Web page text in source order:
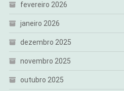
fevereiro 2026
janeiro 2026
dezembro 2025
novembro 2025
outubro 2025